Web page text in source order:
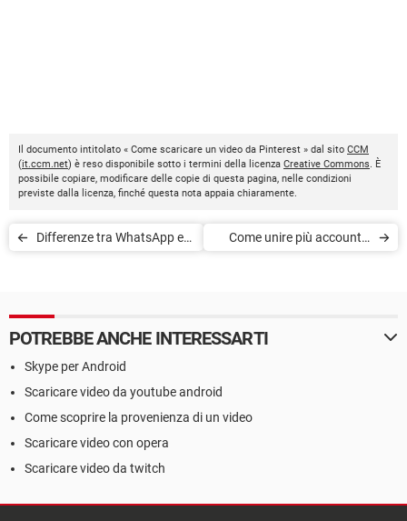
Il documento intitolato « Come scaricare un video da Pinterest » dal sito CCM
(it.ccm.net) è reso disponibile sotto i termini della licenza Creative Commons. È
possibile copiare, modificare delle copie di questa pagina, nelle condizioni
previste dalla licenza, finché questa nota appaia chiaramente.
Differenze tra WhatsApp e
Come unire più account e
POTREBBE ANCHE INTERESSARTI
Skype per Android
Scaricare video da youtube android
Come scoprire la provenienza di un video
Scaricare video con opera
Scaricare video da twitch